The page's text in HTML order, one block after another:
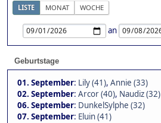
LISTE MONAT WOCHE
an
Geburtstage
01. September: Lily (41), Annie (33)
02. September: Arcor (40), Naudiz (32)
06. September: DunkelSylphe (32)
07. September: Eluin (41)